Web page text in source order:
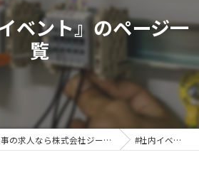
ベント』のページ一
覧
岡山県岡山市の電気工事の求人なら株式会社ジーシーデイ #社内イベント